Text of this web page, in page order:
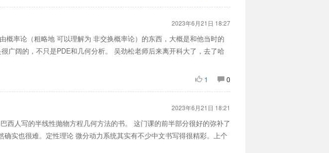
2023年6月21日 18:27
率论（粗略地 可以理解为 非交换概率论）的东西，大概是和他当时的
广阔的，不只是PDE和几何分析。 吴劲松老师后来离开科大了，去了哈
1
0
2023年6月21日 18:21
人写的半线性抛物方程几何方法的书。 这门课的前半部分很好的弥补了
实也很难。定性理论 微分动力系统其实有不少中文书写得很精彩。上个